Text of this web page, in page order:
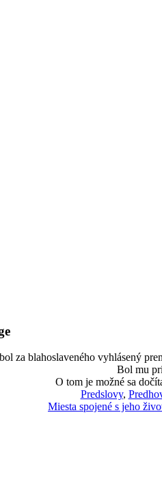
za blahoslaveného vyhlásený
Bol mu
O tom je možné sa
Predslovy,
Miesta spojené s jeho